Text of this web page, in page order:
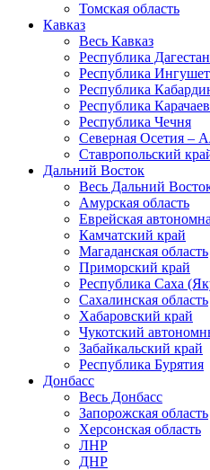
Томская область
Кавказ
Весь Кавказ
Республика Дагестан
Республика
Республика
Республика
Республика Чечня
Северная Осетия –
Ставропольский
Дальний Восток
Весь Дальний
Амурская область
Еврейская
Камчатский край
Магаданская область
Приморский край
Республика Саха
Сахалинская область
Хабаровский край
Чукотский
Забайкальский край
Республика Бурятия
Донбасс
Весь Донбасс
Запорожская область
Херсонская область
ЛНР
ДНР